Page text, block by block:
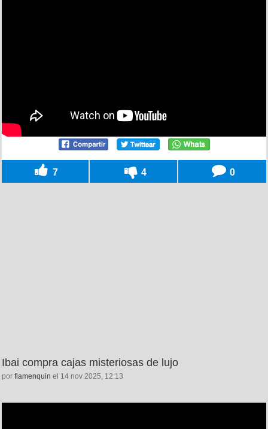
7 4 0
Ibai compra cajas misteriosas de lujo
por flamenquin el 14 nov 2025, 12:13